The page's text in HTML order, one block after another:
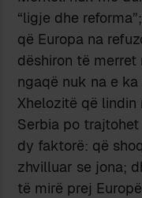
“ligje dhe
që Europa na
dëshiron të
ngaqë nuk na e ka
Xhelozitë që
Serbia po
dy faktorë: që
zhvilluar se jona;
të mirë prej